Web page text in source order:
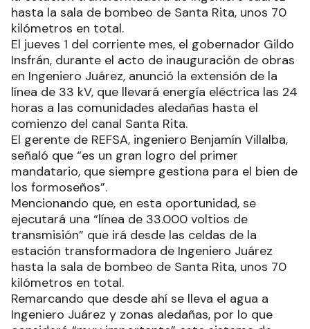
hasta la sala de bombeo de Santa Rita, unos 70
kilómetros en total.
El jueves 1 del corriente mes, el gobernador Gildo
Insfrán, durante el acto de inauguración de obras
en Ingeniero Juárez, anunció la extensión de la
línea de 33 kV, que llevará energía eléctrica las 24
horas a las comunidades aledañas hasta el
comienzo del canal Santa Rita.
El gerente de REFSA, ingeniero Benjamín Villalba,
señaló que “es un gran logro del primer
mandatario, que siempre gestiona para el bien de
los formoseños”.
Mencionando que, en esta oportunidad, se
ejecutará una “línea de 33.000 voltios de
transmisión” que irá desde las celdas de la
estación transformadora de Ingeniero Juárez
hasta la sala de bombeo de Santa Rita, unos 70
kilómetros en total.
Remarcando que desde ahí se lleva el agua a
Ingeniero Juárez y zonas aledañas, por lo que